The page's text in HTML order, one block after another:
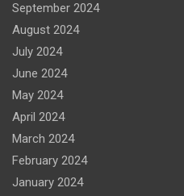
September 2024
August 2024
July 2024
June 2024
May 2024
April 2024
March 2024
February 2024
January 2024